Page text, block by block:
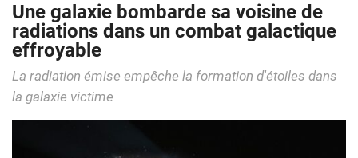
Une galaxie bombarde sa voisine de
radiations dans un combat galactique
effroyable
La radiation émise empêche la formation d'étoiles dans
la galaxie victime